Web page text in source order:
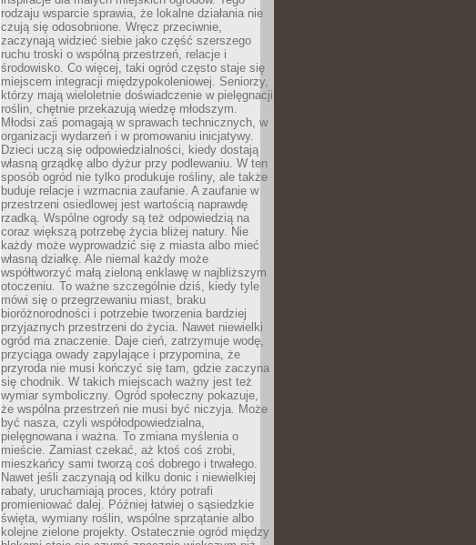
rodzaju wsparcie sprawia, że lokalne działania nie
czują się odosobnione. Wręcz przeciwnie,
zaczynają widzieć siebie jako część szerszego
ruchu troski o wspólną przestrzeń, relacje i
środowisko. Co więcej, taki ogród często staje się
miejscem integracji międzypokoleniowej. Seniorzy,
którzy mają wieloletnie doświadczenie w pielęgnacji
roślin, chętnie przekazują wiedzę młodszym.
Młodsi zaś pomagają w sprawach technicznych, w
organizacji wydarzeń i w promowaniu inicjatywy.
Dzieci uczą się odpowiedzialności, kiedy dostają
własną grządkę albo dyżur przy podlewaniu. W ten
sposób ogród nie tylko produkuje rośliny, ale także
buduje relacje i wzmacnia zaufanie. A zaufanie w
przestrzeni osiedlowej jest wartością naprawdę
rzadką. Wspólne ogrody są też odpowiedzią na
coraz większą potrzebę życia bliżej natury. Nie
każdy może wyprowadzić się z miasta albo mieć
własną działkę. Ale niemal każdy może
współtworzyć małą zieloną enklawę w najbliższym
otoczeniu. To ważne szczególnie dziś, kiedy tyle
mówi się o przegrzewaniu miast, braku
bioróżnorodności i potrzebie tworzenia bardziej
przyjaznych przestrzeni do życia. Nawet niewielki
ogród ma znaczenie. Daje cień, zatrzymuje wodę,
przyciąga owady zapylające i przypomina, że
przyroda nie musi kończyć się tam, gdzie zaczyna
się chodnik. W takich miejscach ważny jest też
wymiar symboliczny. Ogród społeczny pokazuje,
że wspólna przestrzeń nie musi być niczyja. Może
być nasza, czyli współodpowiedzialna,
pielęgnowana i ważna. To zmiana myślenia o
mieście. Zamiast czekać, aż ktoś coś zrobi,
mieszkańcy sami tworzą coś dobrego i trwałego.
Nawet jeśli zaczynają od kilku donic i niewielkiej
rabaty, uruchamiają proces, który potrafi
promieniować dalej. Później łatwiej o sąsiedzkie
święta, wymiany roślin, wspólne sprzątanie albo
kolejne zielone projekty. Ostatecznie ogród między